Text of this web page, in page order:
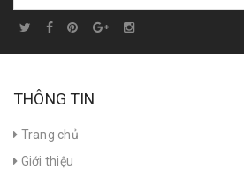
THÔNG TIN
Trang chủ
Giới thiệu